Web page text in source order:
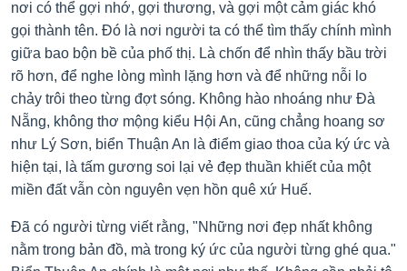
nơi có thể gợi nhớ, gợi thương, và gợi một cảm giác khó
gọi thành tên. Đó là nơi người ta có thể tìm thấy chính mình
giữa bao bộn bề của phố thị. Là chốn để nhìn thấy bầu trời
rõ hơn, để nghe lòng mình lặng hơn và để những nỗi lo
chảy trôi theo từng đợt sóng. Không hào nhoáng như Đà
Nẵng, không thơ mộng kiểu Hội An, cũng chẳng hoang sơ
như Lý Sơn, biển Thuận An là điểm giao thoa của ký ức và
hiện tại, là tấm gương soi lại vẻ đẹp thuần khiết của một
miền đất vẫn còn nguyên vẹn hồn quê xứ Huế.
Đã có người từng viết rằng, "Những nơi đẹp nhất không
nằm trong bản đồ, mà trong ký ức của người từng ghé qua."